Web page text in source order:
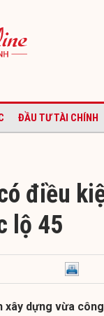
ĐẦU TƯ TÀI CHÍNH
điều
lộ 45
xây dựng vừa công